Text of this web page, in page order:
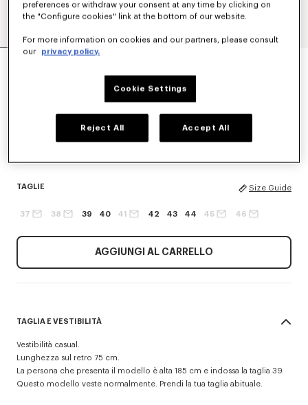
CAMICIA RICAMATA 'BOKE FLOWER' IN
Bianco
TAGLIE Size Guide
37 38 39 40 41 42 43 44 45 46
AGGIUNGI AL CARRELLO
TAGLIA E VESTIBILITÀ
Vestibilità casual.
Lunghezza sul retro 75 cm.
La persona che presenta il modello è alta 185 cm e indossa la taglia 39.
Questo modello veste normalmente. Prendi la tua taglia abituale.
preferences or withdraw your consent at any time by clicking on
the "Configure cookies" link at the bottom of our website.
For more information on cookies and our partners, please consult
our
privacy policy.
Cookie Settings
Reject All Accept All